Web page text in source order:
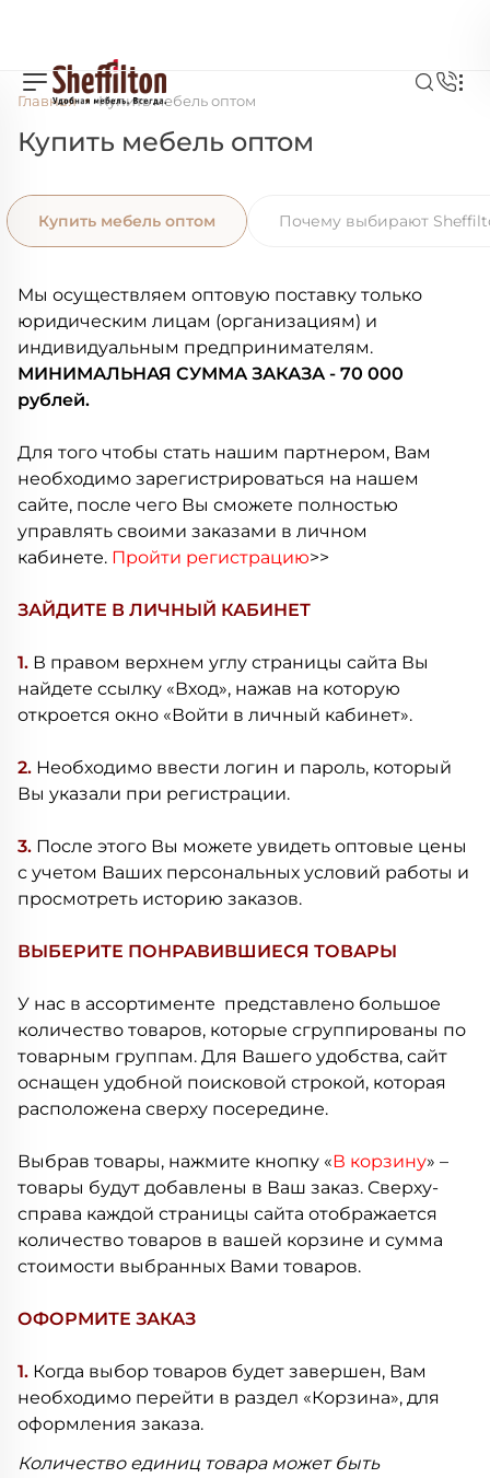
Главная Купить мебель оптом
Купить мебель оптом
Купить мебель оптом Почему выбирают
Мы осуществляем оптовую поставку только
юридическим лицам (организациям) и
индивидуальным предпринимателям.
МИНИМАЛЬНАЯ СУММА ЗАКАЗА - 70 000
рублей.
Для того чтобы стать нашим партнером, Вам
необходимо зарегистрироваться на нашем
сайте, после чего Вы сможете полностью
управлять своими заказами в личном
кабинете. Пройти регистрацию>>
ЗАЙДИТЕ В ЛИЧНЫЙ КАБИНЕТ
1. В правом верхнем углу страницы сайта Вы
найдете ссылку «Вход», нажав на которую
откроется окно «Войти в личный кабинет».
2. Необходимо ввести логин и пароль, который
Вы указали при регистрации.
3. После этого Вы можете увидеть оптовые цены
с учетом Ваших персональных условий работы и
просмотреть историю заказов.
ВЫБЕРИТЕ ПОНРАВИВШИЕСЯ ТОВАРЫ
У нас в ассортименте представлено большое
количество товаров, которые сгруппированы по
товарным группам. Для Вашего удобства, сайт
оснащен удобной поисковой строкой, которая
расположена сверху посередине.
Выбрав товары, нажмите кнопку «В корзину» –
товары будут добавлены в Ваш заказ. Сверху-
справа каждой страницы сайта отображается
количество товаров в вашей корзине и сумма
стоимости выбранных Вами товаров.
ОФОРМИТЕ ЗАКАЗ
1. Когда выбор товаров будет завершен, Вам
необходимо перейти в раздел «Корзина», для
оформления заказа.
Количество единиц товара может быть